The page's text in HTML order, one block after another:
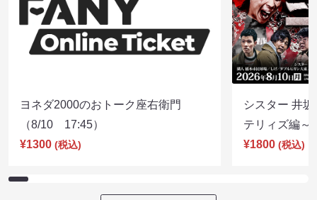
ヨネダ2000のおトーク座右衛門
（8/10 17:45）
¥1300 (税込)
シスター 井
テリィズ編
¥1800 (税込)